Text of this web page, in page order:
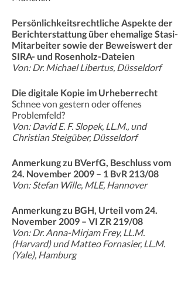
Persönlichkeitsrechtliche Aspekte der
Berichterstattung über ehemalige Stasi-
Mitarbeiter sowie der Beweiswert der
SIRA- und Rosenholz-Dateien
Von: Dr. Michael Libertus, Düsseldorf
Die digitale Kopie im Urheberrecht
Schnee von gestern oder offenes
Problemfeld?
Von: David E. F. Slopek, LL.M., und
Christian Steigüber, Düsseldorf
Anmerkung zu BVerfG, Beschluss vom
24. November 2009 – 1 BvR 213/08
Von: Stefan Wille, MLE, Hannover
Anmerkung zu BGH, Urteil vom 24.
November 2009 – VI ZR 219/08
Von: Dr. Anna-Mirjam Frey, LL.M.
(Harvard) und Matteo Fornasier, LL.M.
(Yale), Hamburg